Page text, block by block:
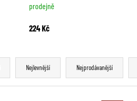
prodejně
224 Kč
Nejlevnější Nejprodávanější